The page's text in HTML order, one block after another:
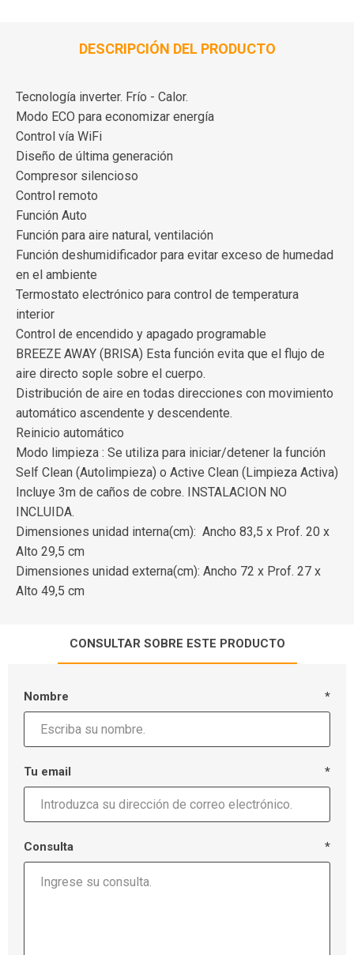
DESCRIPCIÓN DEL PRODUCTO
Tecnología inverter. Frío - Calor.
Modo ECO para economizar energía
Control vía WiFi
Diseño de última generación
Compresor silencioso
Control remoto
Función Auto
Función para aire natural, ventilación
Función deshumidificador para evitar exceso de humedad
en el ambiente
Termostato electrónico para control de temperatura
interior
Control de encendido y apagado programable
BREEZE AWAY (BRISA) Esta función evita que el flujo de
aire directo sople sobre el cuerpo.
Distribución de aire en todas direcciones con movimiento
automático ascendente y descendente.
Reinicio automático
Modo limpieza : Se utiliza para iniciar/detener la función
Self Clean (Autolimpieza) o Active Clean (Limpieza Activa)
Incluye 3m de caños de cobre. INSTALACION NO
INCLUIDA.
Dimensiones unidad interna(cm): Ancho 83,5 x Prof. 20 x
Alto 29,5 cm
Dimensiones unidad externa(cm): Ancho 72 x Prof. 27 x
Alto 49,5 cm
CONSULTAR SOBRE ESTE PRODUCTO
Nombre *
Tu email *
Consulta *